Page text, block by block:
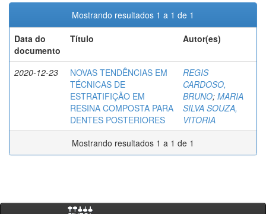
Mostrando resultados 1 a 1 de 1
Data do
documento
Título Autor(es)
2020-12-23
NOVAS TENDÊNCIAS EM
TÉCNICAS DE
ESTRATIFIÇÃO EM
RESINA COMPOSTA PARA
DENTES POSTERIORES
REGIS
CARDOSO,
BRUNO; MARIA
SILVA SOUZA,
VITORIA
Mostrando resultados 1 a 1 de 1